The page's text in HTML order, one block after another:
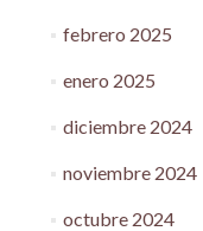
febrero 2025
enero 2025
diciembre 2024
noviembre 2024
octubre 2024